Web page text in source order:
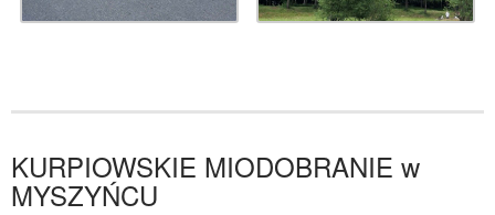
KURPIOWSKIE MIODOBRANIE w
MYSZYŃCU